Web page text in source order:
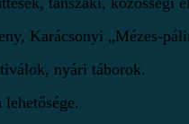
Karácsonyi „Mézes-
nyári táborok.